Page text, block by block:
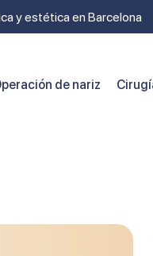
y estética en Barcelona
de nariz